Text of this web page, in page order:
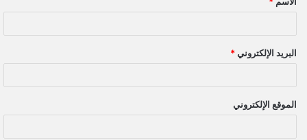
*
البريد الإلكتروني *
الموقع الإلكتروني